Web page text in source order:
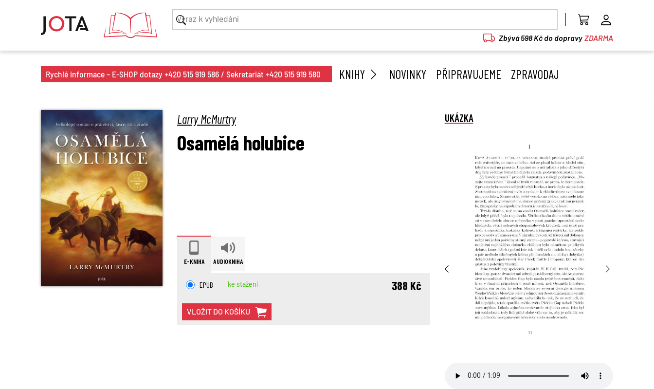
Zbývá 598 Kč do dopravy ZDARMA
Rychlé informace – E-SHOP dotazy +420 515 919 586 / Sekretariát +420 515 919 580 KNIHY NOVINKY PŘIPRAVUJEME ZPRAVODAJ
Larry McMurtry
Osamělá holubice
UKÁZKA
E-KNIHA AUDIOKNIHA
EPUB ke stažení 388 Kč
VLOŽIT DO KOŠÍKU